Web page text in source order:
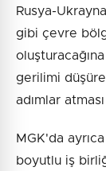
Rusya-
gibi çevre
gerilimi
adımlar
MGK'da
boyutlu iş